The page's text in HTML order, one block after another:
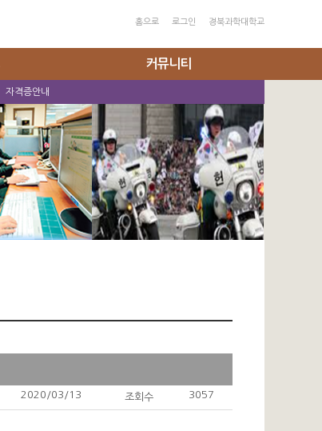
홈으로 로그인 경북과학대학교
자격증안내
커뮤니티
2020/03/13 조회수 3057